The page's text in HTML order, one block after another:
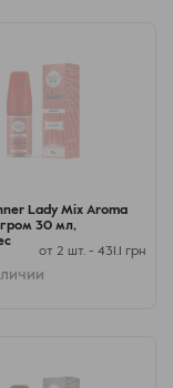
Lady Mix Aroma
30 мл,
от 2 шт. - 431.1 грн